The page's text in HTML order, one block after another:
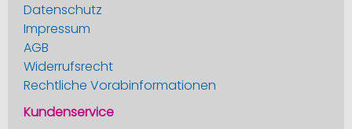
Datenschutz
Impressum
AGB
Widerrufsrecht
Rechtliche Vorabinformationen
Kundenservice